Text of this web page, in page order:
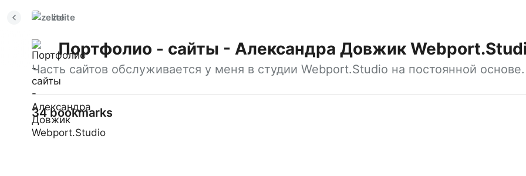
zelite
Портфолио - сайты - Александра Довжик
Часть сайтов обслуживается у меня в студии Webport.Studio на постоянной основе.
34 bookmarks